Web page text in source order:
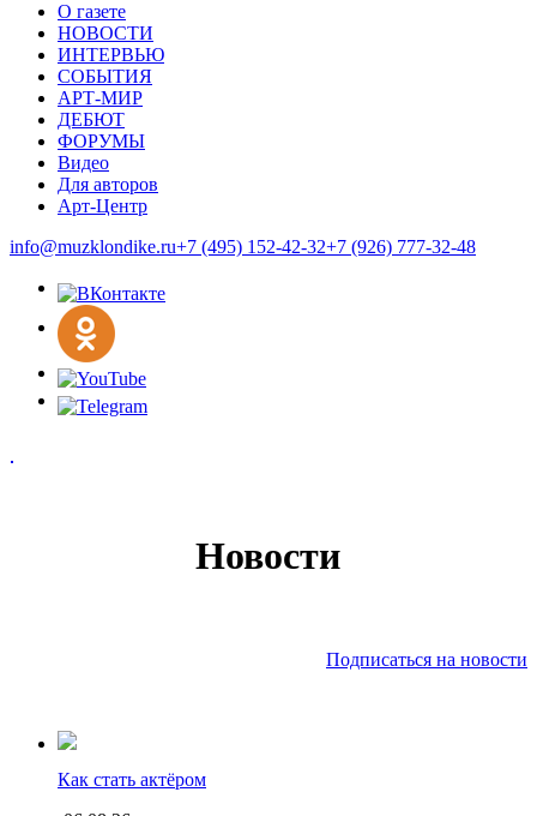
О газете
НОВОСТИ
ИНТЕРВЬЮ
СОБЫТИЯ
АРТ-МИР
ДЕБЮТ
ФОРУМЫ
Видео
Для авторов
Арт-Центр
info@muzklondike.ru+7 (495) 152-42-32+7 (926) 777-32-48
Новости
Подписаться на новости
Как стать актёром